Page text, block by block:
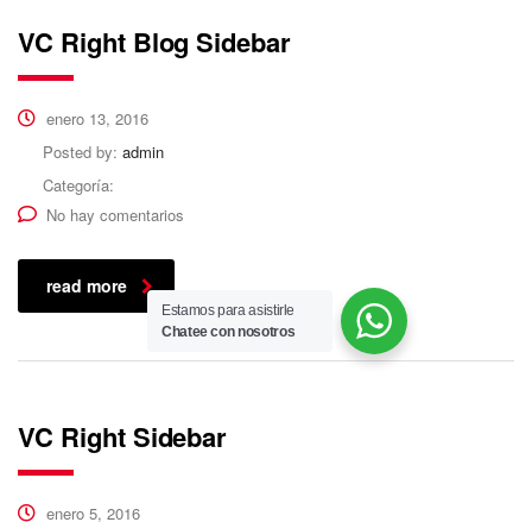
VC Right Blog Sidebar
enero 13, 2016
Posted by: admin
Categoría:
No hay comentarios
read more
VC Right Sidebar
enero 5, 2016
Estamos para asistirle
Chatee con nosotros